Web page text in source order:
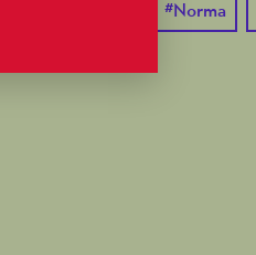
#Norma